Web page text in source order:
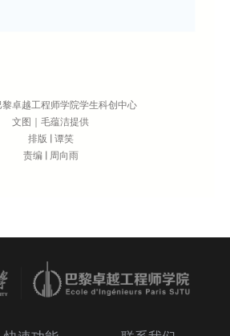
卓越工程师学院学生科创中心
文图｜毛蕴洁提供
排版 | 谭笑
责编 | 周向雨